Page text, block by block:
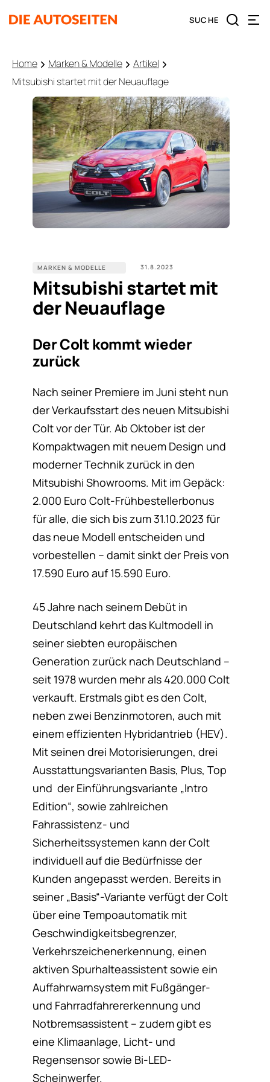
Home Marken & Modelle
Artikel
Mitsubishi startet mit der Neuauflage
MARKEN & MODELLE 31.8.2023
Mitsubishi startet mit
der Neuauflage
Der Colt kommt wieder
zurück
Nach seiner Premiere im Juni steht nun
der Verkaufsstart des neuen Mitsubishi
Colt vor der Tür. Ab Oktober ist der
Kompaktwagen mit neuem Design und
moderner Technik zurück in den
Mitsubishi Showrooms. Mit im Gepäck:
2.000 Euro Colt-Frühbestellerbonus
für alle, die sich bis zum 31.10.2023 für
das neue Modell entscheiden und
vorbestellen – damit sinkt der Preis von
17.590 Euro auf 15.590 Euro.
45 Jahre nach seinem Debüt in
Deutschland kehrt das Kultmodell in
seiner siebten europäischen
Generation zurück nach Deutschland –
seit 1978 wurden mehr als 420.000 Colt
verkauft. Erstmals gibt es den Colt,
neben zwei Benzinmotoren, auch mit
einem effizienten Hybridantrieb (HEV).
Mit seinen drei Motorisierungen, drei
Ausstattungsvarianten Basis, Plus, Top
und der Einführungsvariante „Intro
Edition“, sowie zahlreichen
Fahrassistenz- und
Sicherheitssystemen kann der Colt
individuell auf die Bedürfnisse der
Kunden angepasst werden. Bereits in
seiner „Basis“-Variante verfügt der Colt
über eine Tempoautomatik mit
Geschwindigkeitsbegrenzer,
Verkehrszeichenerkennung, einen
aktiven Spurhalteassistent sowie ein
Auffahrwarnsystem mit Fußgänger-
und Fahrradfahrererkennung und
Notbremsassistent – zudem gibt es
eine Klimaanlage, Licht- und
Regensensor sowie Bi-LED-
Scheinwerfer.